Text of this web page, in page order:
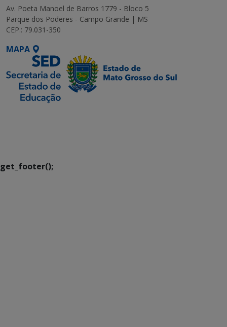
Av. Poeta Manoel de Barros 1779 - Bloco 5
Parque dos Poderes - Campo Grande | MS
CEP.: 79.031-350
MAPA
get_footer();